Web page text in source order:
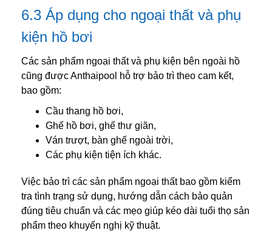
6.3 Áp dụng cho ngoại thất và phụ
kiện hồ bơi
Các sản phẩm ngoại thất và phụ kiện bên ngoài hồ
cũng được Anthaipool hỗ trợ bảo trì theo cam kết,
bao gồm:
Cầu thang hồ bơi,
Ghế hồ bơi, ghế thư giãn,
Ván trượt, bàn ghế ngoài trời,
Các phụ kiện tiện ích khác.
Việc bảo trì các sản phẩm ngoại thất bao gồm kiểm
tra tình trạng sử dụng, hướng dẫn cách bảo quản
đúng tiêu chuẩn và các mẹo giúp kéo dài tuổi thọ sản
phẩm theo khuyến nghị kỹ thuật.